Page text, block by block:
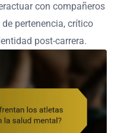
con compañeros
pertenencia, crítico
post-carrera.